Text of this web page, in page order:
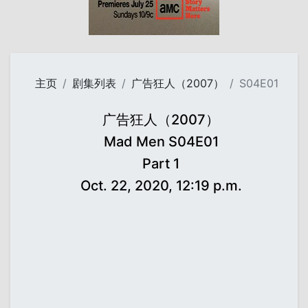
主页 剧集列表 广告狂人（2007） S04E01
广告狂人（2007）
Mad Men S04E01
Part 1
Oct. 22, 2020, 12:19 p.m.